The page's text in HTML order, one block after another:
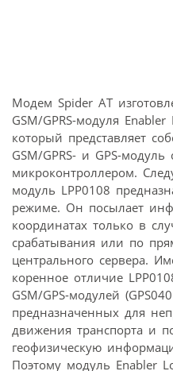
Модем Spider AT
GSM/GPRS-модуля
который представляет
GSM/GPRS- и GPS-
микроконтроллером.
модуль LPP0108
режиме. Он посылает
координатах только в
срабатывания или по
центрального сервера.
коренное отличие
GSM/GPS-модулей
предназначенных для
движения транспорта и
геофизическую
Поэтому модуль Enabler